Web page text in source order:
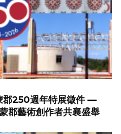
郡250週年特展徵件 —
郡藝術創作者共襄盛舉